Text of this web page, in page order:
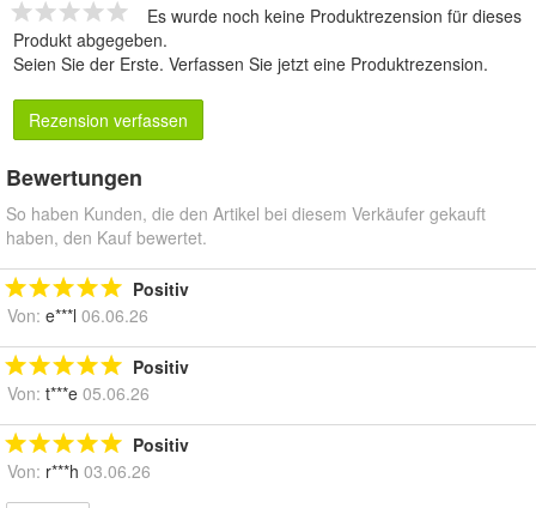
Es wurde noch keine Produktrezension für dieses
Produkt abgegeben.
Seien Sie der Erste. Verfassen Sie jetzt eine Produktrezension.
Rezension verfassen
Bewertungen
So haben Kunden, die den Artikel bei diesem Verkäufer gekauft
haben, den Kauf bewertet.
Positiv
Von: e***l 06.06.26
Positiv
Von: t***e 05.06.26
Positiv
Von: r***h 03.06.26